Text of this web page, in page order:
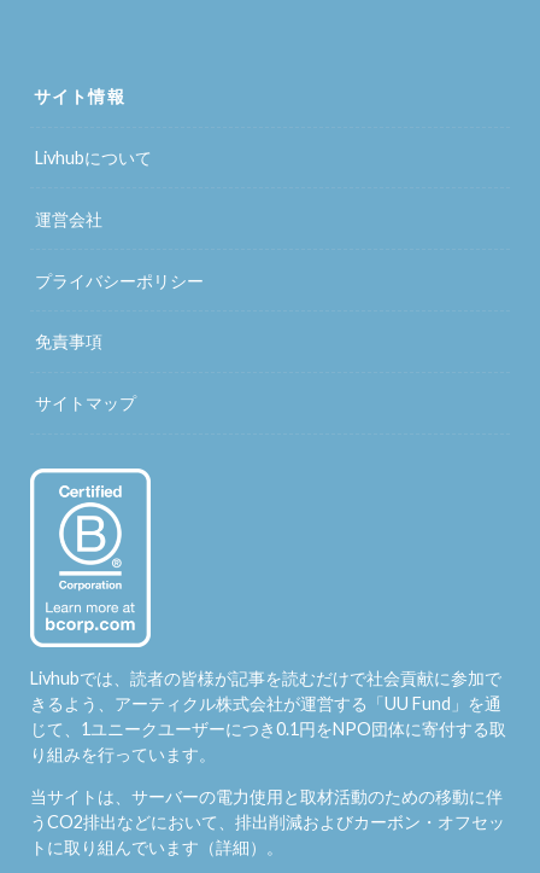
サイト情報
Livhubについて
運営会社
プライバシーポリシー
免責事項
サイトマップ
Livhubでは、読者の皆様が記事を読むだけで社会貢献に参加で
きるよう、アーティクル株式会社が運営する「UU Fund 」を通
じて、1ユニークユーザーにつき0.1円をNPO団体に寄付する取
り組みを行っています。
当サイトは、サーバーの電力使用と取材活動のための移動に伴
うCO2排出などにおいて、排出削減およびカーボン・オフセッ
トに取り組んでいます（詳細）。